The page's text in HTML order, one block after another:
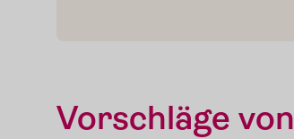
Presse
Vorschläge